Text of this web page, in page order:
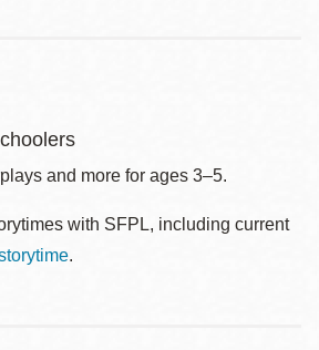
and more for ages 3–5.
with SFPL, including current
.